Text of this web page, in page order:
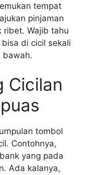
tempat
pinjaman
ribet. Wajib tahu
di cicil sekali
bawah.
Cicilan
tombol
Contohnya,
yang pada
Ada kalanya,